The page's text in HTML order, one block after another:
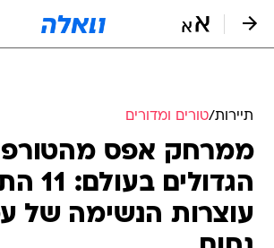
ממרחק אפס
הגדולים
עוצרות הנשימה של
נחום
זיו ריינשטיין